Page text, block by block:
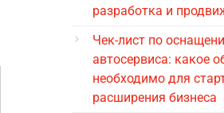
разработка и
Чек-лист по
автосервиса: какое
необходимо для
расширения бизнеса